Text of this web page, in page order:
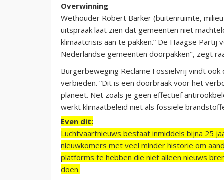
Overwinning
Wethouder Robert Barker (buitenruimte,
uitspraak laat zien dat gemeenten niet
klimaatcrisis aan te pakken.” De Haagse
Nederlandse gemeenten doorpakken", zegt
Burgerbeweging Reclame Fossielvrij vindt
verbieden. “Dit is een doorbraak voor het
planeet. Net zoals je geen effectief
werkt klimaatbeleid niet als fossiele
Even dit:
Luchtvaartnieuws bestaat inmiddels bijna 25
nieuwkomers met veel minder historie om
platforms te hebben die niet alleen nieuws
doen.